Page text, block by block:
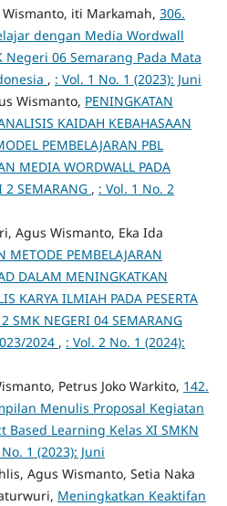
iti Markamah, 306.
dengan Media Wordwall
Negeri 06 Semarang Pada Mata
, : Vol. 1 No. 1 (2023): Juni
Wismanto, PENINGKATAN
KAIDAH KEBAHASAAN
PEMBELAJARAN PBL
MEDIA WORDWALL PADA
2 SEMARANG , : Vol. 1 No. 2
Agus Wismanto, Eka Ida
METODE PEMBELAJARAN
DALAM MENINGKATKAN
KARYA ILMIAH PADA PESERTA
SMK NEGERI 04 SEMARANG
2024 , : Vol. 2 No. 1 (2024):
Petrus Joko Warkito, 142.
Menulis Proposal Kegiatan
Based Learning Kelas XI SMKN
1 (2023): Juni
Agus Wismanto, Setia Naka
Meningkatkan Keaktifan